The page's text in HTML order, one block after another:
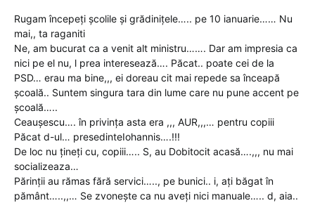
Rugam începeți școlile și grădinițele….. pe 10 ianuarie…… Nu
mai,, ta raganiti
Ne, am bucurat ca a venit alt ministru……. Dar am impresia ca
nici pe el nu, l prea interesează…. Păcat.. poate cei de la
PSD… erau ma bine,,, ei doreau cit mai repede sa înceapă
școală.. Suntem singura tara din lume care nu pune accent pe
școală…..
Ceaușescu…. în privința asta era ,,, AUR,,,… pentru copiii
Păcat d-ul… presedinteIohannis….!!!
De loc nu țineți cu, copiii….. S, au Dobitocit acasă….,,, nu mai
socializeaza…
Părinții au rămas fără servici….., pe bunici.. i, ați băgat în
pământ…..,,… Se zvonește ca nu aveți nici manuale….. d, aia..